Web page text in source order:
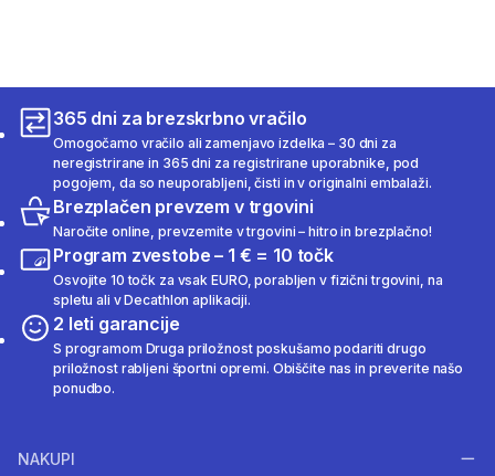
365 dni za brezskrbno vračilo
Omogočamo vračilo ali zamenjavo izdelka – 30 dni za
neregistrirane in 365 dni za registrirane uporabnike, pod
pogojem, da so neuporabljeni, čisti in v originalni embalaži.
Brezplačen prevzem v trgovini
Naročite online, prevzemite v trgovini – hitro in brezplačno!
Program zvestobe – 1 € = 10 točk
Osvojite 10 točk za vsak EURO, porabljen v fizični trgovini, na
spletu ali v Decathlon aplikaciji.
2 leti garancije
S programom Druga priložnost poskušamo podariti drugo
priložnost rabljeni športni opremi. Obiščite nas in preverite našo
ponudbo.
NAKUPI